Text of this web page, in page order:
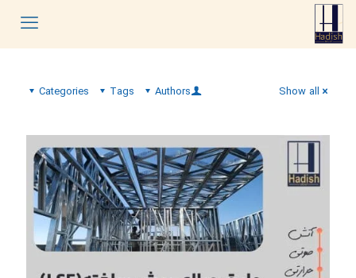
Categories Tags Authors Show all